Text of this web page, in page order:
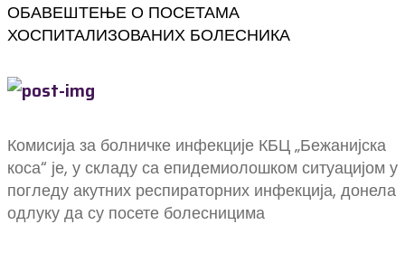
ОБАВЕШТЕЊЕ О ПОСЕТАМА
ХОСПИТАЛИЗОВАНИХ БОЛЕСНИКА
Комисија за болничке инфекције КБЦ „Бежанијска
коса“ је, у складу са епидемиолошком ситуацијом у
погледу акутних респираторних инфекција, донела
одлуку да су посете болесницима